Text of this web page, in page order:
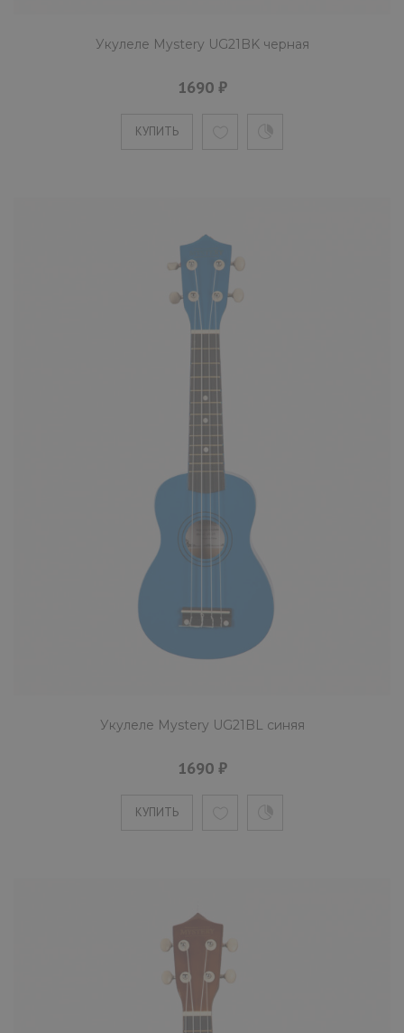
1690 ₽
зеленого цвета. На инструмент
Укулеле Mystery UG21N светлое
дерево
1690 ₽
Mystery UG21N - сопрано-укулеле с
декой цвета светлого дерева. На
устанавливаются..
КУПИТЬ
Укулеле Mystery UG21P розовая
1690 ₽
цвета. На инструмент устанавливаются
КУПИТЬ
1690 ₽
Mystery UG21R сопрано-укулеле красного
цвета. На инструмент устанавливаются
нейлоновые струны, приче..
Укулеле Mystery UG21BK черная
1690 ₽
КУПИТЬ
Укулеле Mystery UG21BL синяя
1690 ₽
КУПИТЬ